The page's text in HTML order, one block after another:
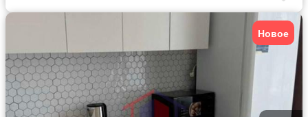
Новое